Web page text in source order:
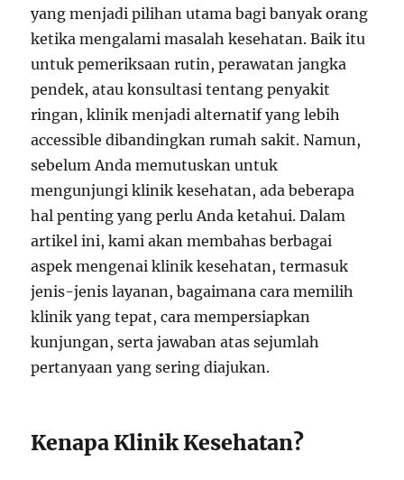
yang menjadi pilihan utama bagi banyak orang
ketika mengalami masalah kesehatan. Baik itu
untuk pemeriksaan rutin, perawatan jangka
pendek, atau konsultasi tentang penyakit
ringan, klinik menjadi alternatif yang lebih
accessible dibandingkan rumah sakit. Namun,
sebelum Anda memutuskan untuk
mengunjungi klinik kesehatan, ada beberapa
hal penting yang perlu Anda ketahui. Dalam
artikel ini, kami akan membahas berbagai
aspek mengenai klinik kesehatan, termasuk
jenis-jenis layanan, bagaimana cara memilih
klinik yang tepat, cara mempersiapkan
kunjungan, serta jawaban atas sejumlah
pertanyaan yang sering diajukan.
Kenapa Klinik Kesehatan?